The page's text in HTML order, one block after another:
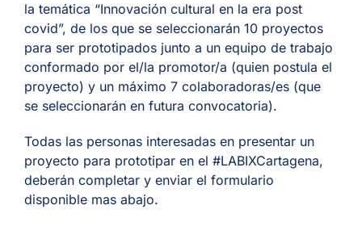
la temática “Innovación cultural en la era post
covid”, de los que se seleccionarán 10 proyectos
para ser prototipados junto a un equipo de trabajo
conformado por el/la promotor/a (quien postula el
proyecto) y un máximo 7 colaboradoras/es (que
se seleccionarán en futura convocatoria).
Todas las personas interesadas en presentar un
proyecto para prototipar en el #LABIXCartagena,
deberán completar y enviar el formulario
disponible mas abajo.